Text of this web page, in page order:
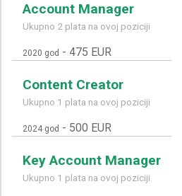
Account Manager
Ukupno 2 plata na ovoj poziciji
2020 god - 475 EUR
Content Creator
Ukupno 1 plata na ovoj poziciji
2024 god - 500 EUR
Key Account Manager
Ukupno 1 plata na ovoj poziciji